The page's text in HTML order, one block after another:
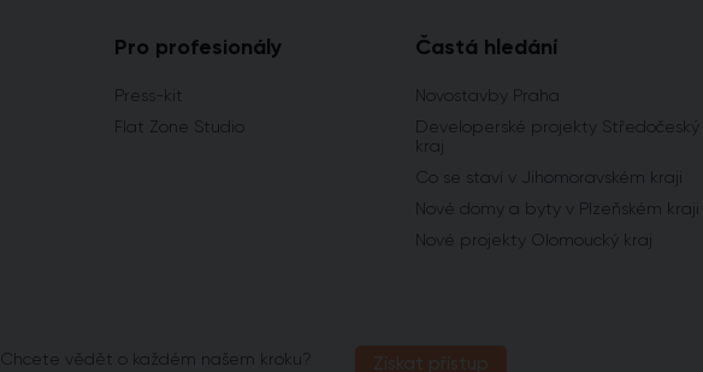
Pro profesionály
Press-kit
Flat Zone Studio
Častá hledání
Novostavby Praha
Developerské projekty Středočeský
kraj
Co se staví v Jihomoravském kraji
Nové domy a byty v Plzeňském kraji
Nové projekty Olomoucký kraj
Chcete vědět o každém našem kroku?
Získat přístup